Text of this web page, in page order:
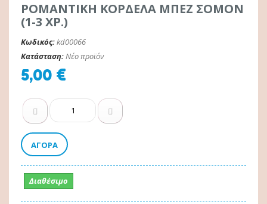
ΡΟΜΑΝΤΙΚΗ ΚΟΡΔΕΛΑ ΜΠΕΖ ΣΟΜΟΝ
(1-3 ΧΡ.)
Κωδικός:kd00066
Κατάσταση:Νέο προϊόν
5,00 €
ΑΓΟΡΆ
Διαθέσιμο